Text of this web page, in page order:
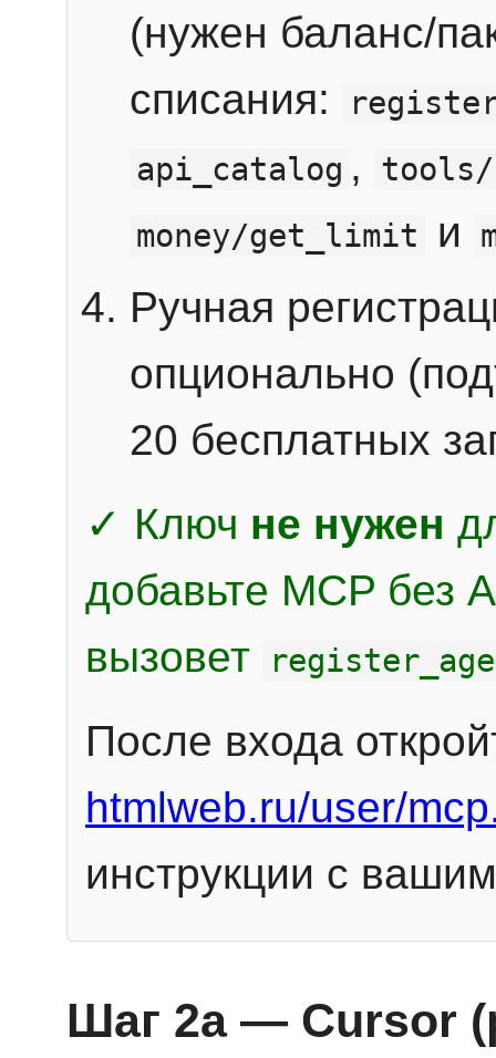
(нужен баланс/
списания:
api_catalog ,
money/get_limit
и
Ручная
опционально
20 бесплатных
✓ Ключ не нужен
добавьте MCP без
вызовет
После входа
htmlweb.ru/user/
инструкции с
Шаг 2a — Cursor